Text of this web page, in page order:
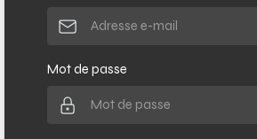
Mot de passe